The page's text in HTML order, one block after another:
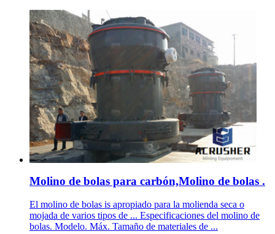
Molino de bolas para carbón,Molino de bolas .
El molino de bolas is apropiado para la molienda seca o
mojada de varios tipos de ... Especificaciones del molino de
bolas. Modelo. Máx. Tamaño de materiales de ...